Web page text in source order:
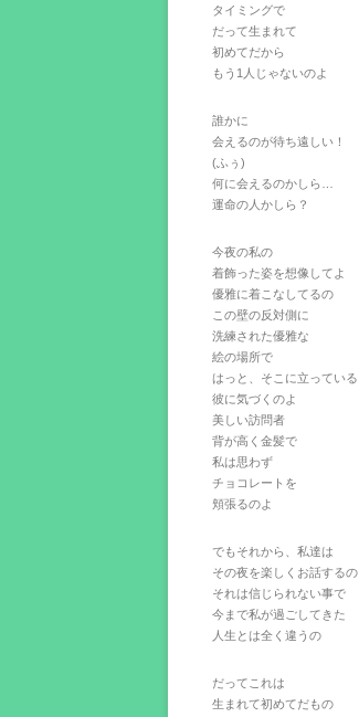
タイミングで
だって生まれて
初めてだから
もう1人じゃないのよ
誰かに
会えるのが待ち遠しい！
(ふぅ)
何に会えるのかしら…
運命の人かしら？
今夜の私の
着飾った姿を想像してよ
優雅に着こなしてるの
この壁の反対側に
洗練された優雅な
絵の場所で
はっと、そこに立っている
彼に気づくのよ
美しい訪問者
背が高く金髪で
私は思わず
チョコレートを
頬張るのよ
でもそれから、私達は
その夜を楽しくお話するの
それは信じられない事で
今まで私が過ごしてきた
人生とは全く違うの
だってこれは
生まれて初めてだもの